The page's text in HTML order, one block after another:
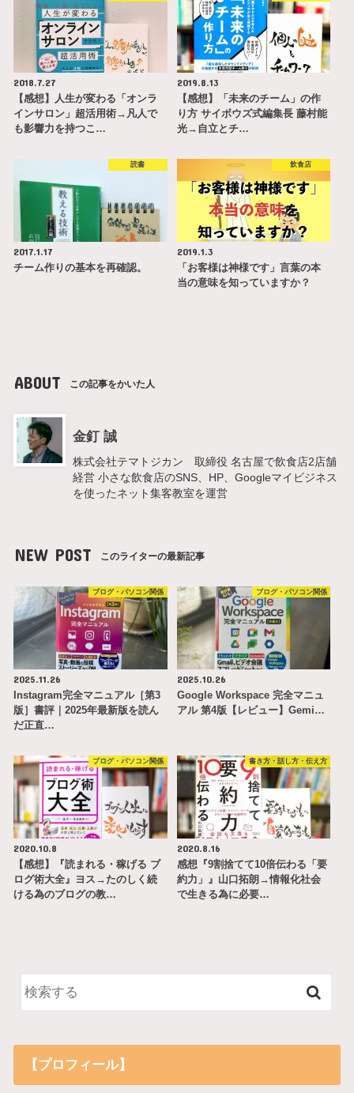
2018.7.27
【感想】人生が変わる「オンラ
インサロン」超活用術→凡人で
も影響力を持つこ…
2019.8.13
【感想】「未来のチーム」の作
り方 サイボウズ式編集長 藤村能
光→自立とチ…
読書
2017.1.17
チーム作りの基本を再確認。
飲食店
2019.1.3
「お客様は神様です」言葉の本
当の意味を知っていますか？
ABOUT この記事をかいた人
金釘 誠
株式会社テマトジカン 取締役 名古屋で飲食店2店舗
経営 小さな飲食店のSNS、HP、Googleマイビジネス
を使ったネット集客教室を運営
NEW POST このライターの最新記事
ブログ・パソコン関係
2025.11.26
Instagram完全マニュアル［第3
版］書評｜2025年最新版を読ん
だ正直…
ブログ・パソコン関係
2025.10.26
Google Workspace 完全マニュ
アル 第4版【レビュー】Gemi…
ブログ・パソコン関係
2020.10.8
【感想】『読まれる・稼げる ブ
ログ術大全』ヨス→たのしく続
ける為のブログの教…
書き方・話し方・伝え方
2020.8.16
感想『9割捨てて10倍伝わる「要
約力」』山口拓朗→情報化社会
で生きる為に必要…
【プロフィール】